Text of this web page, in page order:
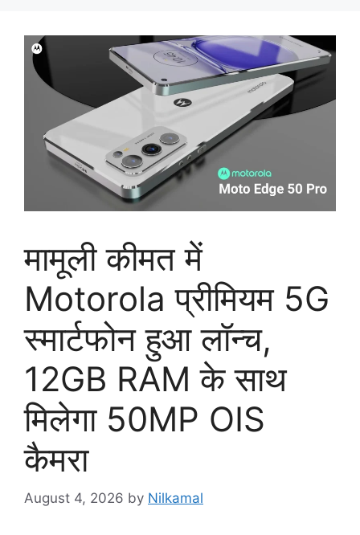
मामूली कीमत में
Motorola प्रीमियम 5G
स्मार्टफोन हुआ लॉन्च,
12GB RAM के साथ
मिलेगा 50MP OIS
कैमरा
August 4, 2026 by Nilkamal